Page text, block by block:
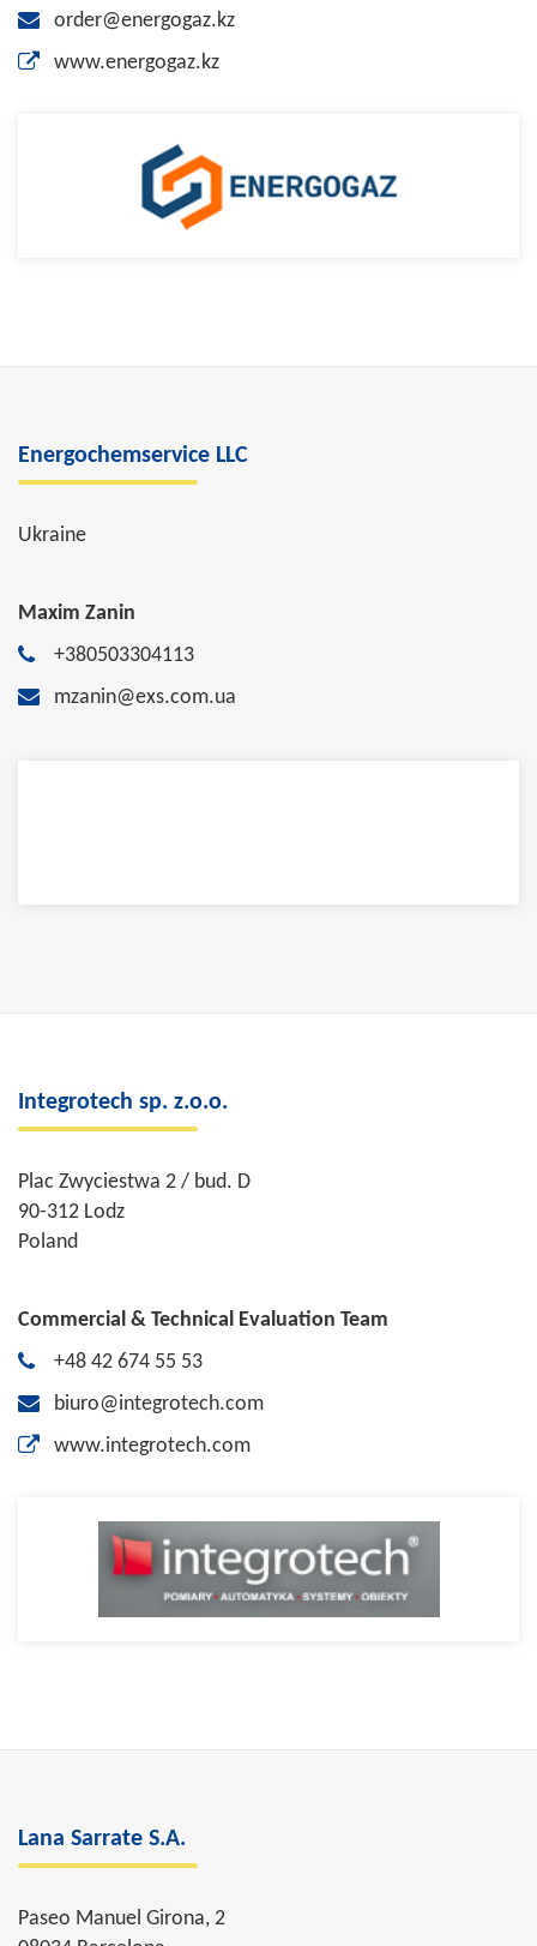
order@energogaz.kz
www.energogaz.kz
Energochemservice LLC
Ukraine
Maxim Zanin
+380503304113
mzanin@exs.com.ua
Integrotech sp. z.o.o.
Plac Zwyciestwa 2 / bud. D
90-312 Lodz
Poland
Commercial & Technical Evaluation Team
+48 42 674 55 53
biuro@integrotech.com
www.integrotech.com
Lana Sarrate S.A.
Paseo Manuel Girona, 2